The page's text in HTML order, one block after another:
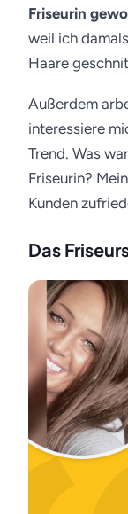
Friseurin
weil ich
Haare
Außerdem
interessiere
Trend. Was
Friseurin?
Kunden
Das